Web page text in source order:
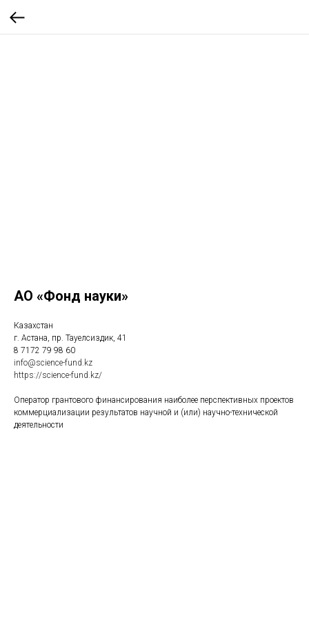
АО «Фонд науки»
Казахстан
г. Астана, пр. Тауелсиздик, 41
8 7172 79 98 60
info@science-fund.kz
https://science-fund.kz/
Оператор грантового финансирования наиболее перспективных проектов
коммерциализации результатов научной и (или) научно-технической
деятельности